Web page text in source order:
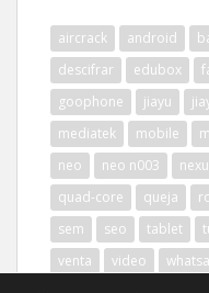
aircrack android
descifrar
edubox
goophone
jiayu
mediatek
mobile
neo
neo n003
quad-core
queja
sem
seo tablet
venta
video